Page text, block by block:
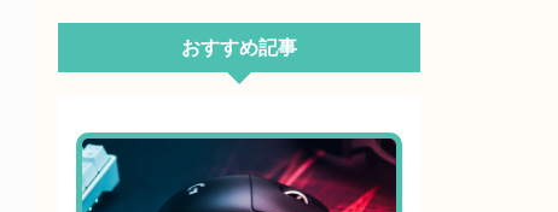
おすすめ記事